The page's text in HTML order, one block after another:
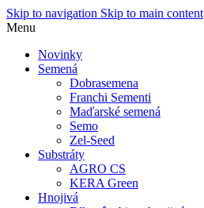
Skip to navigation Skip to main content
Menu
Novinky
Semená
Dobrasemena
Franchi Sementi
Maďarské semená
Semo
Zel-Seed
Substráty
AGRO CS
KERA Green
Hnojivá